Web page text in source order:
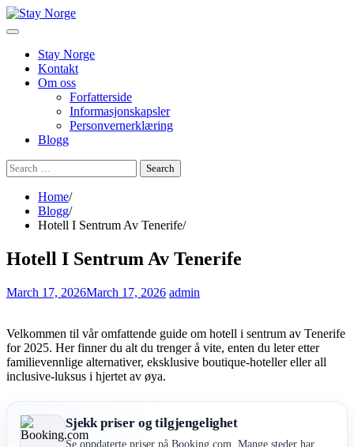
Skip
to
Stay Norge
Kontakt
Om oss
Forfatterside
Informasjonskapsler
Personvernerklæring
Blogg
Search
for:
Home
Blogg
Hotell I Sentrum Av Tenerife
Hotell I Sentrum Av Tenerife
March 17, 2026March 17, 2026 admin
Velkommen til vår omfattende guide om hotell i sentrum av Tenerife
for 2025. Her finner du alt du trenger å vite, enten du leter etter
familievennlige alternativer, eksklusive boutique-hoteller eller all
inclusive-luksus i hjertet av øya.
Sjekk priser og tilgjengelighet
Se oppdaterte priser på Booking.com. Mange steder har